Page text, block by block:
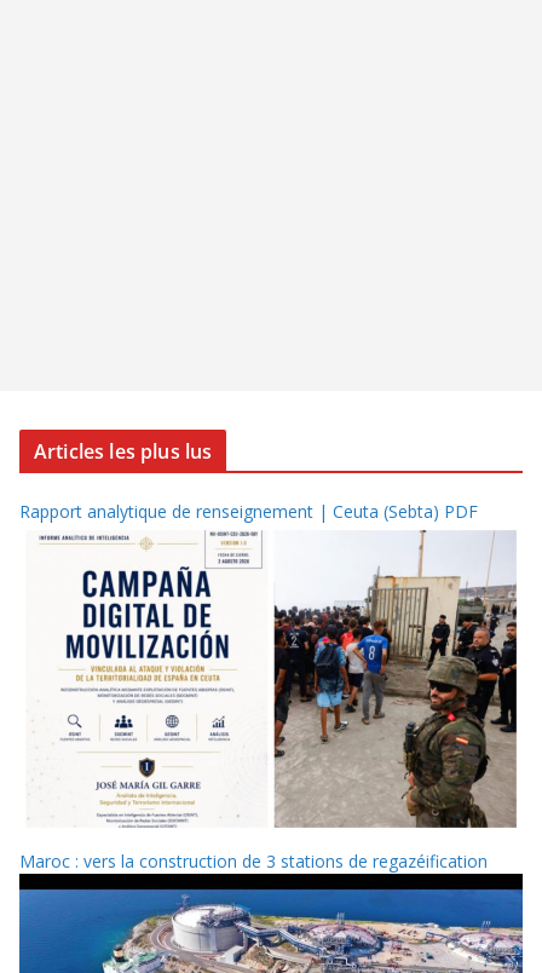
Articles les plus lus
Rapport analytique de renseignement | Ceuta (Sebta) PDF
Maroc : vers la construction de 3 stations de regazéification